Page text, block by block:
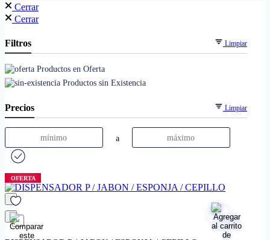
Cerrar
Cerrar
Filtros Limpiar
Productos en Oferta
Productos sin Existencia
Precios Limpiar
a
OFERTA
favorito